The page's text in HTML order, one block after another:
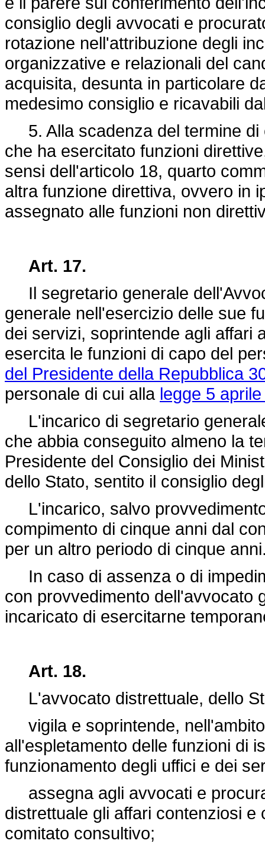
consiglio degli avvocati e
rotazione nell'attribuzione degli
organizzative e relazionali del
acquisita, desunta in particolare
medesimo consiglio e ricavabili
5. Alla scadenza del termine di
che ha esercitato funzioni
sensi dell'articolo 18, quarto
altra funzione direttiva, ovvero in
assegnato alle funzioni non
Art. 17.
Il segretario generale
generale nell'esercizio delle sue
dei servizi, soprintende agli affari
esercita le funzioni di capo del
del Presidente della Repubblica
personale di cui alla legge 5
L'incarico di segretario
che abbia conseguito almeno la
Presidente del Consiglio dei
dello Stato, sentito il consiglio
L'incarico, salvo
compimento di cinque anni dal
per un altro periodo di cinque
In caso di assenza o di
con provvedimento dell'avvocato
incaricato di esercitarne
Art. 18.
L'avvocato distrettuale, dello
vigila e soprintende,
all'espletamento delle funzioni di
funzionamento degli uffici e dei
assegna agli avvocati e
distrettuale gli affari contenziosi
comitato consultivo;